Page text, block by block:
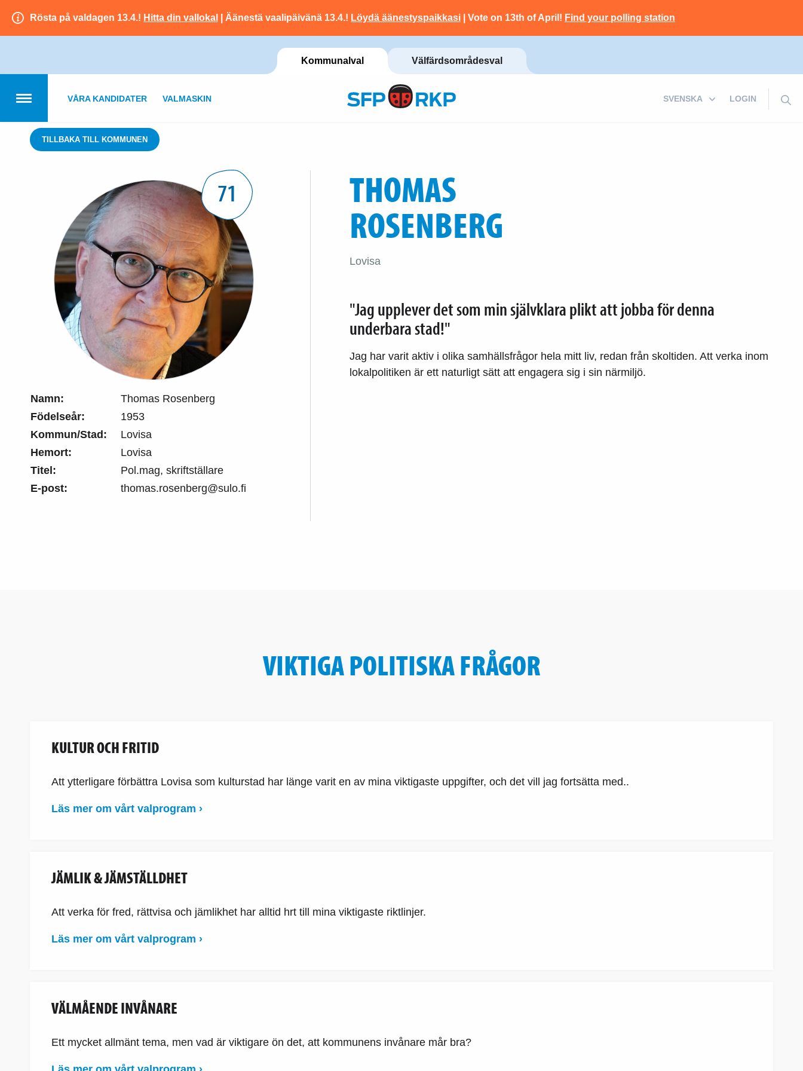
Rösta på valdagen 13.4.! Hitta din vallokal | Äänestä vaalipäivänä 13.4.! Löydä äänestyspaikkasi | Vote on 13th of April! Find your polling station
Kommunalval Välfärdsområdesval
LOGIN
VÅRA KANDIDATER VALMASKIN
TILLBAKA TILL KOMMUNEN
71
Namn:
Thomas Rosenberg
Födelseår:
1953
Kommun/Stad:
Lovisa
Hemort:
Lovisa
Titel:
Pol.mag, skriftställare
E-post:
thomas.rosenberg@sulo.fi
THOMAS
ROSENBERG
Lovisa
"Jag upplever det som min självklara plikt att jobba för denna
underbara stad!"
Jag har varit aktiv i olika samhällsfrågor hela mitt liv, redan från skoltiden. Att verka inom
lokalpolitiken är ett naturligt sätt att engagera sig i sin närmiljö.
VIKTIGA POLITISKA FRÅGOR
KULTUR OCH FRITID
Att ytterligare förbättra Lovisa som kulturstad har länge varit en av mina viktigaste uppgifter, och det vill jag fortsätta med..
Läs mer om vårt valprogram ›
JÄMLIK & JÄMSTÄLLDHET
Att verka för fred, rättvisa och jämlikhet har alltid hrt till mina viktigaste riktlinjer.
Läs mer om vårt valprogram ›
VÄLMÅENDE INVÅNARE
Ett mycket allmänt tema, men vad är viktigare ön det, att kommunens invånare mår bra?